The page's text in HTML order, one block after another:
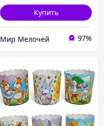
Купить
Мир Мелочей 97%